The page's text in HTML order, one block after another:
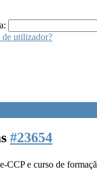
de utilizador?
#23654
CCP e curso de